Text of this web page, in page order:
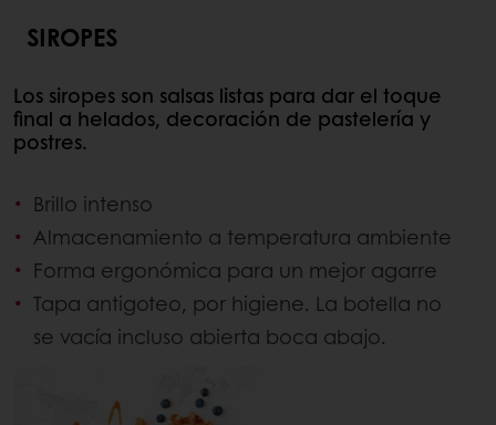
SIROPES
Los siropes son salsas listas para dar el toque
final a helados, decoración de pastelería y
postres.
Brillo intenso
Almacenamiento a temperatura ambiente
Forma ergonómica para un mejor agarre
Tapa antigoteo, por higiene. La botella no
se vacía incluso abierta boca abajo.